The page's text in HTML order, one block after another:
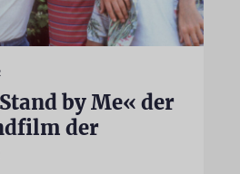
by Me« der
der